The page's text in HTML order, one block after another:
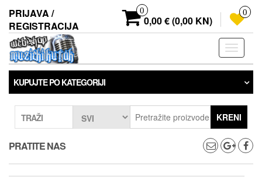
sadržaj
PRIJAVA /
REGISTRACIJA
0
0,00 € (0,00 KN)
0
KUPUJTE PO KATEGORIJI
TRAŽI KRENI
PRATITE NAS